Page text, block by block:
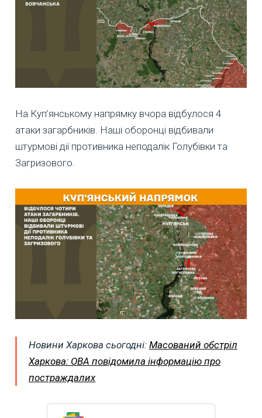
На Куп’янському напрямку вчора відбулося 4
атаки загарбників. Наші оборонці відбивали
штурмові дії противника неподалік Голубівки та
Загризового.
Новини Харкова сьогодні: Масований обстріл
Харкова: ОВА повідомила інформацію про
постраждалих